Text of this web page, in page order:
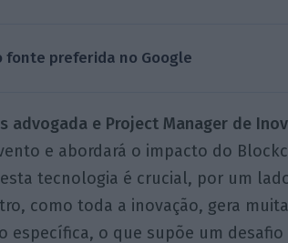
fonte preferida no Google
advogada e Project Manager de
e abordará o impacto do
tecnologia é crucial, por um
como toda a inovação, gera
específica, o que supõe um desafio